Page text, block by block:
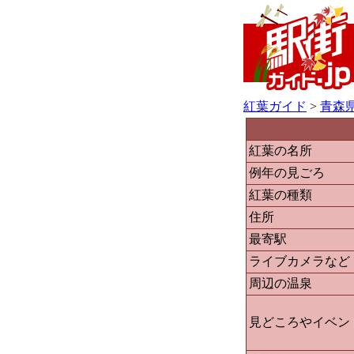
紅葉ガイド > 青森
紅葉の名所
例年の見ごろ
紅葉の種類
住所
最寄駅
ライブカメラなど
周辺の温泉
見どころやイベン